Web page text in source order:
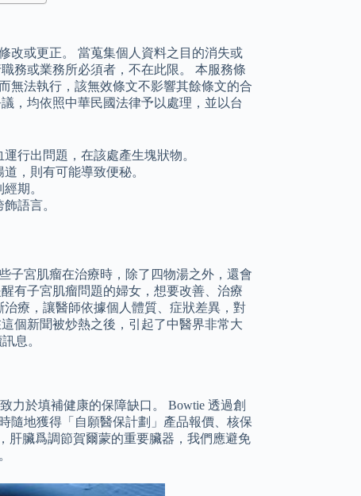
改或更正。 當蒐集個人資料之目的消失或
務或業務所必須者，不在此限。 本服務條
無法執行，該無效條文不影響其餘條文的合
，均依照中華民國法律予以處理，並以台
行出問題，在該處產生塊狀物。
，則有可能導致便秘。
期。
語言。
子宮肌瘤在治療時，除了四物湯之外，還會
有子宮肌瘤問題的婦女，想要改善、治療
療，讓醫師依據個人體質、症狀差異，對
個新聞被炒熱之後，引起了中醫界非常大
息。
力於填補健康的保障缺口。 Bowtie 透過創
隨地獲得「自願醫保計劃」產品報價、核保
肝臟爲調節賀爾蒙的重要臟器，我們應避免